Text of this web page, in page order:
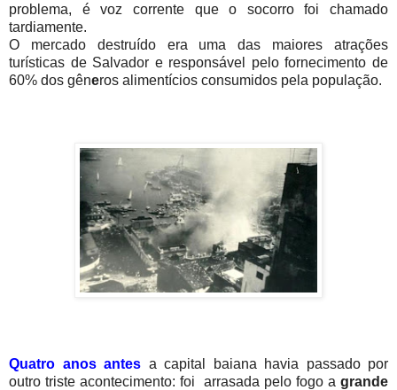
problema, é voz corrente que o socorro foi chamado
tardiamente.
O mercado destruído era uma das maiores atrações
turísticas de Salvador e responsável pelo fornecimento de
60% dos gêneros alimentícios consumidos pela população.
Quatro anos antes a capital baiana havia passado por
outro triste acontecimento: foi arrasada pelo fogo a grande